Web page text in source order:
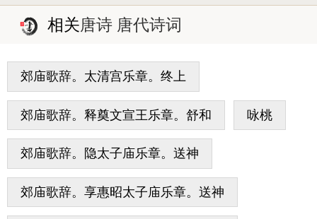
相关唐诗 唐代诗词
郊庙歌辞。太清宫乐章。终上
郊庙歌辞。释奠文宣王乐章。舒和 咏桃
郊庙歌辞。隐太子庙乐章。送神
郊庙歌辞。享惠昭太子庙乐章。送神